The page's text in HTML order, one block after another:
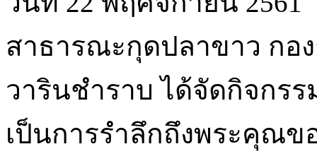
สาธารณะกุดปลาขาว กอ
วารินชำราบ ได้จัดกิจกร
เป็นการรำลึกถึงพระคุณ